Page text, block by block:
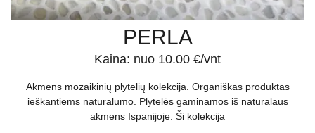
PERLA
Kaina: nuo 10.00 €/vnt
Akmens mozaikinių plytelių kolekcija. Organiškas produktas
ieškantiems natūralumo. Plytelės gaminamos iš natūralaus
akmens Ispanijoje. Ši kolekcija